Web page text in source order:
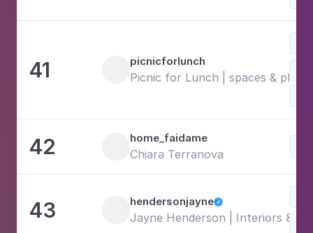
41 picnicforlunch
Picnic for Lunch | spaces &
42 home_faidame
Chiara Terranova
43 hendersonjayne
Jayne Henderson | Interiors &